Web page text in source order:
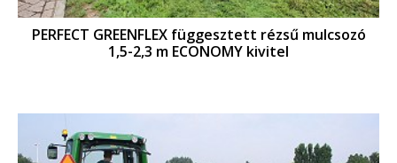
PERFECT GREENFLEX függesztett rézsű mulcsozó
1,5-2,3 m ECONOMY kivitel